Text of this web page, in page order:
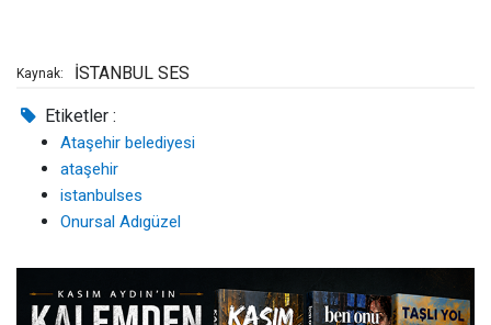
Kaynak: İSTANBUL SES
Etiketler :
Ataşehir belediyesi
ataşehir
istanbulses
Onursal Adıgüzel